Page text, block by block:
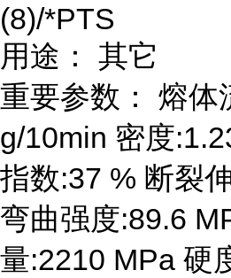
(8)/*PTS
用途： 其它
重要参数： 熔体
g/10min 密度
指数:37 % 断裂
弯曲强度:89.6
量:2210 MPa 硬